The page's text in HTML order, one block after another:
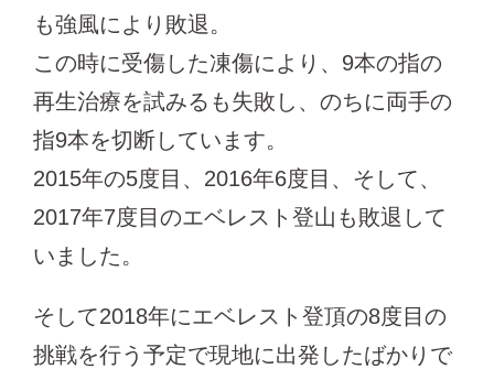
も強風により敗退。
この時に受傷した凍傷により、9本の指の
再生治療を試みるも失敗し、のちに両手の
指9本を切断しています。
2015年の5度目、2016年6度目、そして、
2017年7度目のエベレスト登山も敗退して
いました。
そして2018年にエベレスト登頂の8度目の
挑戦を行う予定で現地に出発したばかりで